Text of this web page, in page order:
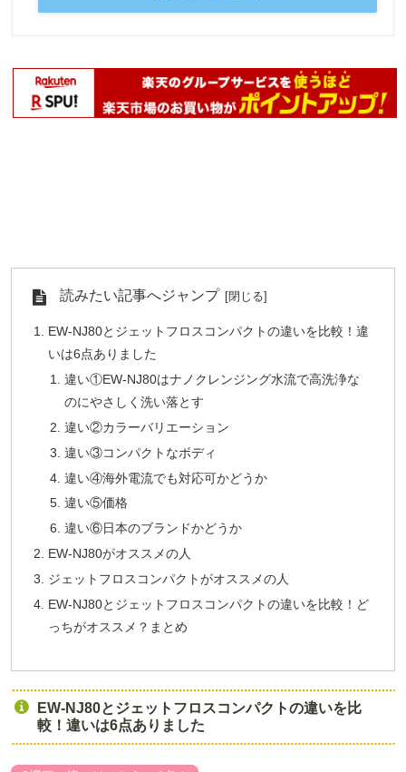
読みたい記事へジャンプ
EW-NJ80とジェットフロスコンパクトの違いを比較！違
いは6点ありました
違い①EW-NJ80はナノクレンジング水流で高洗浄な
のにやさしく洗い落とす
違い②カラーバリエーション
違い③コンパクトなボディ
違い④海外電流でも対応可かどうか
違い⑤価格
違い⑥日本のブランドかどうか
EW-NJ80がオススメの人
ジェットフロスコンパクトがオススメの人
EW-NJ80とジェットフロスコンパクトの違いを比較！ど
っちがオススメ？まとめ
EW-NJ80とジェットフロスコンパクトの違いを比
較！違いは6点ありました